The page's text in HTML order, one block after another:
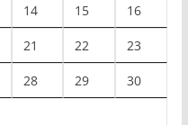
14 15 16
21 22 23
28 29 30